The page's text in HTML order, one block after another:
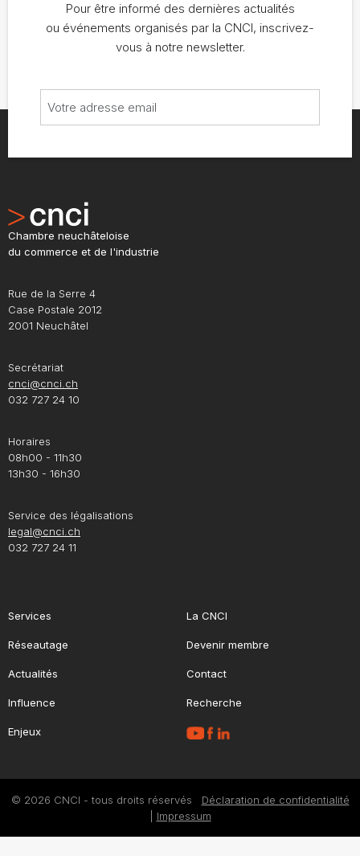
Pour être informé des dernières actualités
ou événements organisés par la CNCI, inscrivez-
vous à notre newsletter.
Chambre neuchâteloise
du commerce et de l'industrie
Rue de la Serre 4
Case Postale 2012
2001 Neuchâtel
Secrétariat
cnci@cnci.ch
032 727 24 10
Horaires
08h00 - 11h30
13h30 - 16h30
Service des légalisations
legal@cnci.ch
032 727 24 11
Services
Réseautage
Actualités
Influence
Enjeux
La CNCI
Devenir membre
Contact
Recherche
© 2026 CNCI - tous droits réservés Déclaration de confidentialité
Impressum